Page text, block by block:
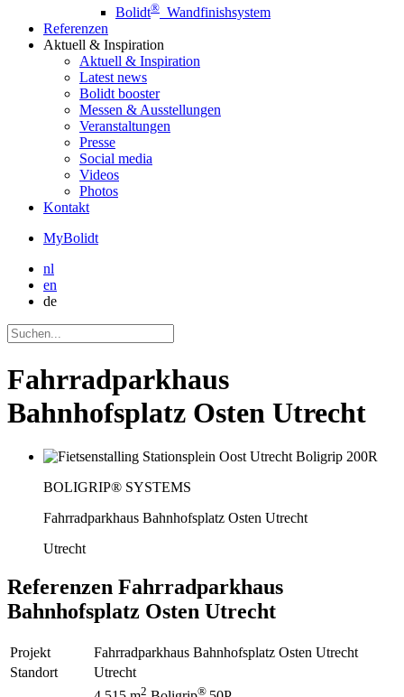
Bolidt® Wandfinishsystem
Referenzen
Aktuell & Inspiration
Aktuell & Inspiration
Latest news
Bolidt booster
Messen & Ausstellungen
Veranstaltungen
Presse
Social media
Videos
Photos
Kontakt
MyBolidt
nl
en
de
Fahrradparkhaus
Bahnhofsplatz Osten Utrecht
BOLIGRIP® SYSTEMS
Fahrradparkhaus Bahnhofsplatz Osten Utrecht
Utrecht
Referenzen Fahrradparkhaus
Bahnhofsplatz Osten Utrecht
Projekt
Fahrradparkhaus Bahnhofsplatz Osten Utrecht
Standort
Utrecht
2 ®